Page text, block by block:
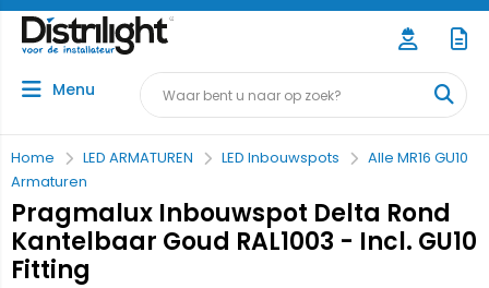
Menu
Home LED ARMATUREN LED Inbouwspots
Alle MR16 GU10
Armaturen
Pragmalux Inbouwspot Delta Rond
Kantelbaar Goud RAL1003 - Incl. GU10
Fitting